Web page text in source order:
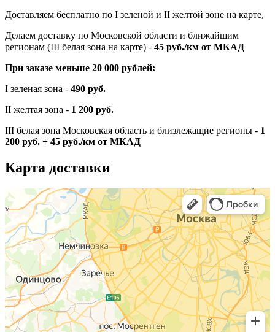
Доставляем бесплатно по I зеленой и II желтой зоне на карте,
Делаем доставку по Московской области и ближайшим
регионам (III белая зона на карте) - 45 руб./км от МКАД
При заказе меньше 20 000 рублей:
I зеленая зона - 490 руб.
II желтая зона - 1 200 руб.
III белая зона Московская область и близлежащие регионы - 1
200 руб. + 45 руб./км от МКАД
Карта доставки